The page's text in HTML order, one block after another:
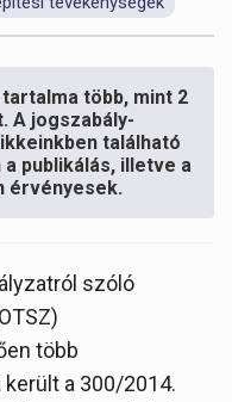
több, mint 2
A jogszabály-
található
publikálás, illetve a
érvényesek.
szóló
több
a 300/2014.